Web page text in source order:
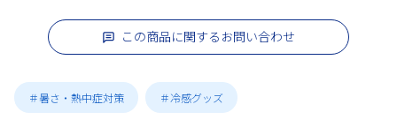
この商品に関するお問い合わせ
＃暑さ・熱中症対策 ＃冷感グッズ